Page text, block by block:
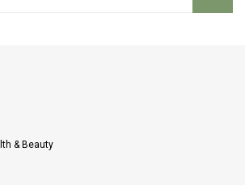
& Beauty